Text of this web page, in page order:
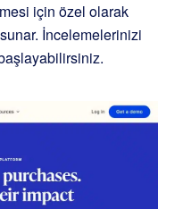
için özel olarak
İncelemelerinizi